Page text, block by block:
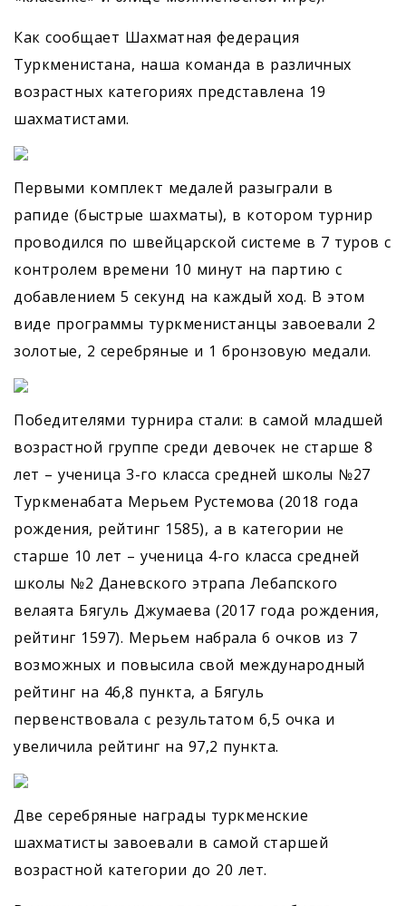
Как сообщает Шахматная федерация
Туркменистана, наша команда в различных
возрастных категориях представлена 19
шахматистами.
Первыми комплект медалей разыграли в
рапиде (быстрые шахматы), в котором турнир
проводился по швейцарской системе в 7 туров с
контролем времени 10 минут на партию с
добавлением 5 секунд на каждый ход. В этом
виде программы туркменистанцы завоевали 2
золотые, 2 серебряные и 1 бронзовую медали.
Победителями турнира стали: в самой младшей
возрастной группе среди девочек не старше 8
лет – ученица 3-го класса средней школы №27
Туркменабата Мерьем Рустемова (2018 года
рождения, рейтинг 1585), а в категории не
старше 10 лет – ученица 4-го класса средней
школы №2 Даневского этрапа Лебапского
велаята Бягуль Джумаева (2017 года рождения,
рейтинг 1597). Мерьем набрала 6 очков из 7
возможных и повысила свой международный
рейтинг на 46,8 пункта, а Бягуль
первенствовала с результатом 6,5 очка и
увеличила рейтинг на 97,2 пункта.
Две серебряные награды туркменские
шахматисты завоевали в самой старшей
возрастной категории до 20 лет.